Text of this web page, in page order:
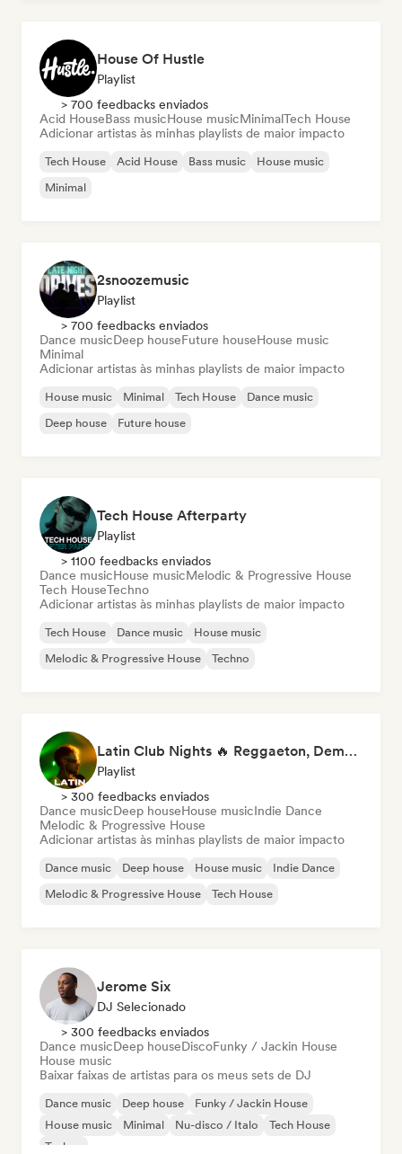
House Of Hustle
Playlist
> 700 feedbacks enviados
Acid HouseBass musicHouse musicMinimalTech House
Adicionar artistas às minhas playlists de maior impacto
Tech House Acid House Bass music
House music
Minimal
2snoozemusic
Playlist
> 700 feedbacks enviados
Dance musicDeep houseFuture houseHouse music
Minimal
Adicionar artistas às minhas playlists de maior impacto
House music Minimal Tech House
Dance music
Deep house
Future house
Tech House Afterparty
Playlist
> 1100 feedbacks enviados
Dance musicHouse musicMelodic & Progressive House
Tech HouseTechno
Adicionar artistas às minhas playlists de maior impacto
Tech House Dance music
House music
Melodic & Progressive House
Techno
Latin Club Nights 🔥 Reggaeton, Dembow & Latin House
Playlist
> 300 feedbacks enviados
Dance musicDeep houseHouse musicIndie Dance
Melodic & Progressive House
Adicionar artistas às minhas playlists de maior impacto
Dance music Deep house House music
Indie Dance
Melodic & Progressive House
Tech House
Jerome Six
DJ Selecionado
> 300 feedbacks enviados
Dance musicDeep houseDiscoFunky / Jackin House
House music
Baixar faixas de artistas para os meus sets de DJ
Dance music Deep house
Funky / Jackin House
House music
Minimal Nu-disco / Italo
Tech House
Techno